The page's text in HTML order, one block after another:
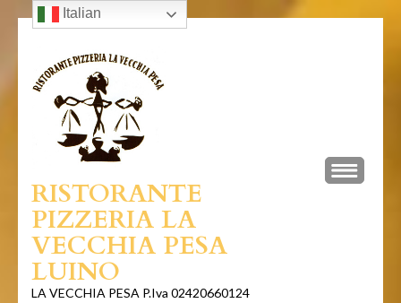
Skip
content
(Press
RISTORANTE
PIZZERIA LA
VECCHIA PESA
LUINO
LA VECCHIA PESA P.Iva 02420660124
Italian